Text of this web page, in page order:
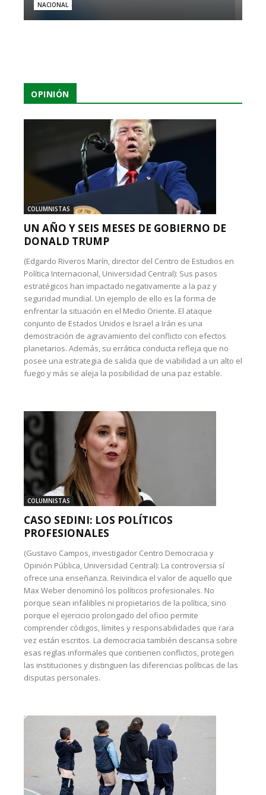
NACIONAL
OPINIÓN
COLUMNISTAS
UN AÑO Y SEIS MESES DE GOBIERNO DE
DONALD TRUMP
(Edgardo Riveros Marín, director del Centro de Estudios en
Política Internacional, Universidad Central): Sus pasos
estratégicos han impactado negativamente a la paz y
seguridad mundial. Un ejemplo de ello es la forma de
enfrentar la situación en el Medio Oriente. El ataque
conjunto de Estados Unidos e Israel a Irán es una
demostración de agravamiento del conflicto con efectos
planetarios. Además, su errática conducta refleja que no
posee una estrategia de salida que de viabilidad a un alto el
fuego y más se aleja la posibilidad de una paz estable.
COLUMNISTAS
CASO SEDINI: LOS POLÍTICOS
PROFESIONALES
(Gustavo Campos, investigador Centro Democracia y
Opinión Pública, Universidad Central): La controversia sí
ofrece una enseñanza. Reivindica el valor de aquello que
Max Weber denominó los políticos profesionales. No
porque sean infalibles ni propietarios de la política, sino
porque el ejercicio prolongado del oficio permite
comprender códigos, límites y responsabilidades que rara
vez están escritos. La democracia también descansa sobre
esas reglas informales que contienen conflictos, protegen
las instituciones y distinguen las diferencias políticas de las
disputas personales.